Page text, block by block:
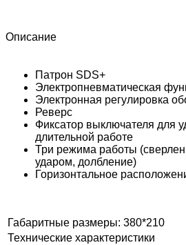
Описание
Патрон SDS+
Электропневматическая
Электронная регулировка
Реверс
Фиксатор выключателя для
длительной работе
Три режима работы
ударом, долбление)
Горизонтальное
Габаритные размеры: 380*210
Технические характеристики